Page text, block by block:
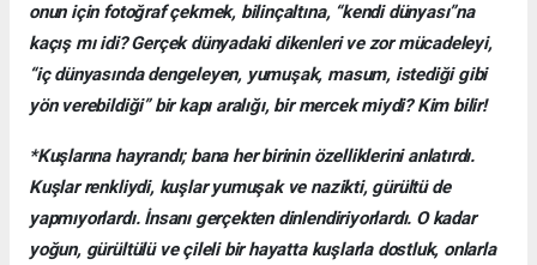
onun için fotoğraf çekmek, bilinçaltına, “kendi dünyası”na
kaçış mı idi? Gerçek dünyadaki dikenleri ve zor mücadeleyi,
“iç dünyasında dengeleyen, yumuşak, masum, istediği gibi
yön verebildiği” bir kapı aralığı, bir mercek miydi? Kim bilir!
*Kuşlarına hayrandı; bana her birinin özelliklerini anlatırdı.
Kuşlar renkliydi, kuşlar yumuşak ve nazikti, gürültü de
yapmıyorlardı. İnsanı gerçekten dinlendiriyorlardı. O kadar
yoğun, gürültülü ve çileli bir hayatta kuşlarla dostluk, onlarla